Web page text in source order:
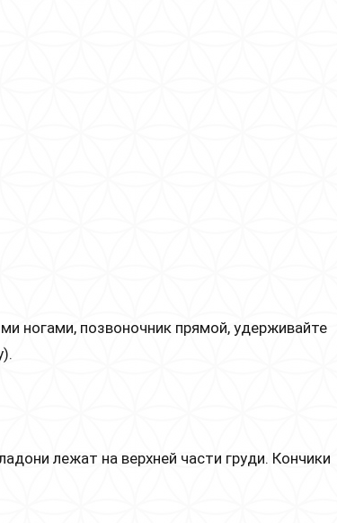
ногами, позвоночник прямой, удерживайте
лежат на верхней части груди. Кончики